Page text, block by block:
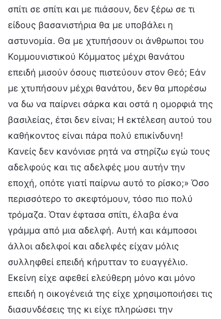
σπίτι σε σπίτι και με πιάσουν, δεν ξέρω σε τι
είδους βασανιστήρια θα με υποβάλει η
αστυνομία. Θα με χτυπήσουν οι άνθρωποι του
Κομμουνιστικού Κόμματος μέχρι θανάτου
επειδή μισούν όσους πιστεύουν στον Θεό; Εάν
με χτυπήσουν μέχρι θανάτου, δεν θα μπορέσω
να δω να παίρνει σάρκα και οστά η ομορφιά της
βασιλείας, έτσι δεν είναι; Η εκτέλεση αυτού του
καθήκοντος είναι πάρα πολύ επικίνδυνη!
Κανείς δεν κανόνισε ρητά να στηρίζω εγώ τους
αδελφούς και τις αδελφές μου αυτήν την
εποχή, οπότε γιατί παίρνω αυτό το ρίσκο;» Όσο
περισσότερο το σκεφτόμουν, τόσο πιο πολύ
τρόμαζα. Όταν έφτασα σπίτι, έλαβα ένα
γράμμα από μια αδελφή. Αυτή και κάμποσοι
άλλοι αδελφοί και αδελφές είχαν μόλις
συλληφθεί επειδή κήρυτταν το ευαγγέλιο.
Εκείνη είχε αφεθεί ελεύθερη μόνο και μόνο
επειδή η οικογένειά της είχε χρησιμοποιήσει τις
διασυνδέσεις της κι είχε πληρώσει την